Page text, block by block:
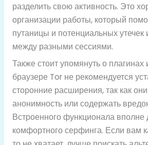
разделить свою активность. Это
организации работы, который
путаницы и потенциальных
между разными сессиями.
Также стоит упомянуть о
браузере Tor не рекомендуется
сторонние расширения, так как
анонимность или содержать
Встроенного функционала вполне
комфортного серфинга. Если вам